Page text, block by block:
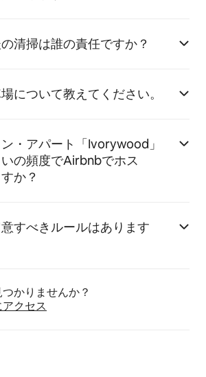
清掃は誰の責任ですか？
について教えてください。
・アパート「Ivorywood」
の頻度でAirbnbでホス
か？
すべきルールはあります
かりませんか？
ク⁠セ⁠ス